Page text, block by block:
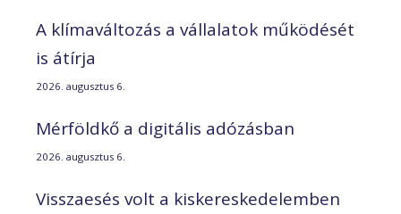
A klímaváltozás a vállalatok működését
is átírja
2026. augusztus 6.
Mérföldkő a digitális adózásban
2026. augusztus 6.
Visszaesés volt a kiskereskedelemben